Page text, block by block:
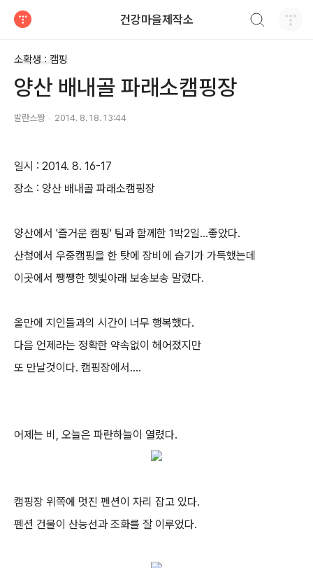
건강마을제작소
소확생 : 캠핑
양산 배내골 파래소캠핑장
발란스짱 2014. 8. 18. 13:44
일시 : 2014. 8. 16-17
장소 : 양산 배내골 파래소캠핑장
양산에서 '즐거운 캠핑' 팀과 함께한 1박2일...좋았다.
산청에서 우중캠핑을 한 탓에 장비에 습기가 가득했는데
이곳에서 쨍쨍한 햇빛아래 보송보송 말렸다.
올만에 지인들과의 시간이 너무 행복했다.
다음 언제라는 정확한 약속없이 헤어졌지만
또 만날것이다. 캠핑장에서....
어제는 비, 오늘은 파란하늘이 열렸다.
캠핑장 위쪽에 멋진 펜션이 자리 잡고 있다.
펜션 건물이 산능선과 조화를 잘 이루었다.